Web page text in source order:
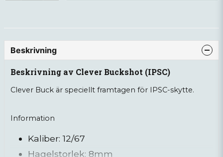
Beskrivning
Beskrivning av Clever Buckshot (IPSC)
Clever Buck är speciellt framtagen för IPSC-skytte.
Information
Kaliber: 12/67
Hagelstorlek: 8mm